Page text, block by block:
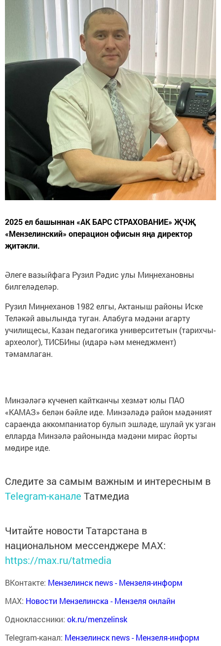
2025 ел башыннан «АК БАРС СТРАХОВАНИЕ» ҖЧҖ
«Мензелинский» операцион офисын яңа директор
җитәкли.
Әлеге вазыйфага Рузил Рәдис улы Миңнехановны
билгеләделәр.
Рузил Миңнеханов 1982 елгы, Актаныш районы Иске
Теләкәй авылында туган. Алабуга мәдәни агарту
училищесы, Казан педагогика университетын (тарихчы-
археолог), ТИСБИны (идарә һәм менеджмент)
тәмамлаган.
Минзәләгә күченеп кайтканчы хезмәт юлы ПАО
«КАМАЗ» белән бәйле иде. Минзәләдә район мәдәният
сараенда аккомпаниатор булып эшләде, шулай ук узган
елларда Минзәлә районында мәдәни мирас йорты
мөдире иде.
Следите за самым важным и интересным в
Telegram-канале Татмедиа
Читайте новости Татарстана в
национальном мессенджере MАХ:
https://max.ru/tatmedia
ВКонтакте: Мензелинск news - Мензеля-информ
MAX: Новости Мензелинска - Мензеля онлайн
Одноклассники: ok.ru/menzelinsk
Telegram-канал: Мензелинск news - Мензеля-информ